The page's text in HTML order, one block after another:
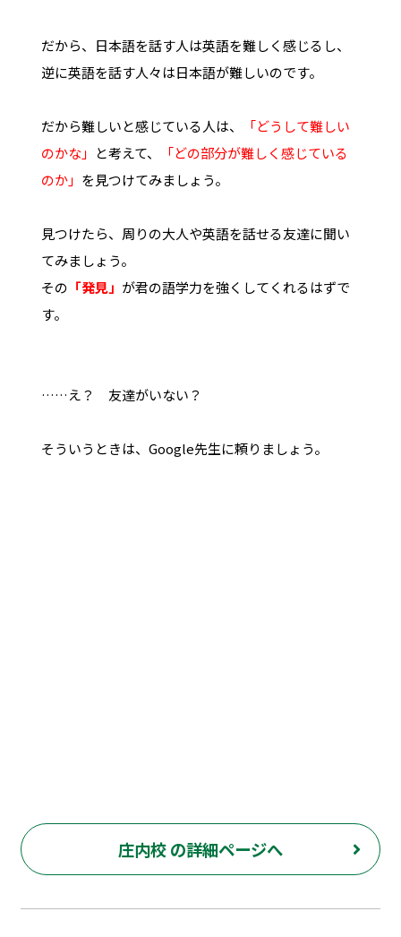
だから、日本語を話す人は英語を難しく感じるし、
逆に英語を話す人々は日本語が難しいのです。
だから難しいと感じている人は、
「どうして難しい
のかな」 と考えて、
「どの部分が難しく感じている
のか」 を見つけてみましょう。
見つけたら、周りの大人や英語を話せる友達に聞い
てみましょう。
その 「発見」 が君の語学力を強くしてくれるはずで
す。
……え？ 友達がいない？
そういうときは、Google先生に頼りましょう。
庄内校 の詳細ページへ